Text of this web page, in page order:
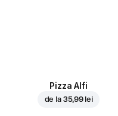
Pizza Alfi
de la 35,99 lei